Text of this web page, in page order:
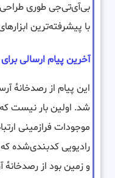
بی‌آی‌تی‌جی طوری
با پیشرفته‌ترین
آخرین پیام ارسالی
این پیام از رصدخانهٔ
شد. اولین بار نیست
رادیویی کدبندی‌شده که
و زمین بود از رصدخانهٔ